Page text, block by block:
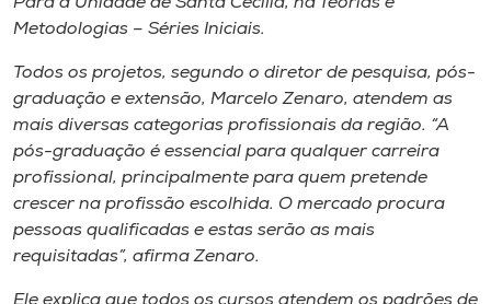
Museu
Unoesc
Store
Selecione
Metodologias – Séries Iniciais.
Todos os projetos, segundo o diretor de pesquisa, pós-
graduação e extensão, Marcelo Zenaro, atendem as
mais diversas categorias profissionais da região. “A
pós-graduação é essencial para qualquer carreira
profissional, principalmente para quem pretende
crescer na profissão escolhida. O mercado procura
pessoas qualificadas e estas serão as mais
requisitadas”, afirma Zenaro.